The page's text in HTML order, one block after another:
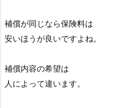
補償が同じなら保険料は
安いほうが良いですよね。
補償内容の希望は
人によって違います。